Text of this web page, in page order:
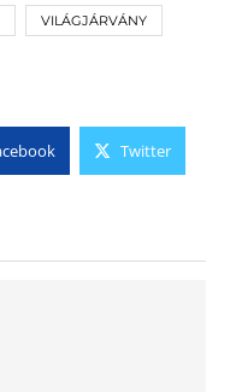
VILÁGJÁRVÁNY
Twitter